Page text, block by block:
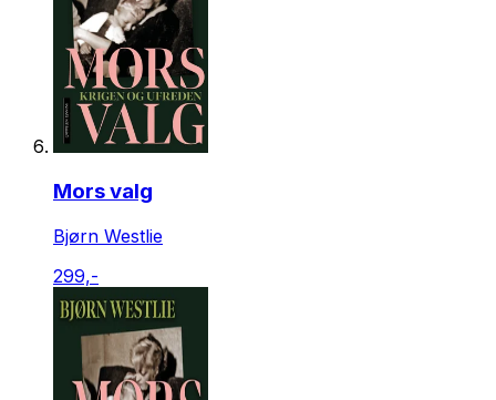
Mors valg
Bjørn Westlie
299,-